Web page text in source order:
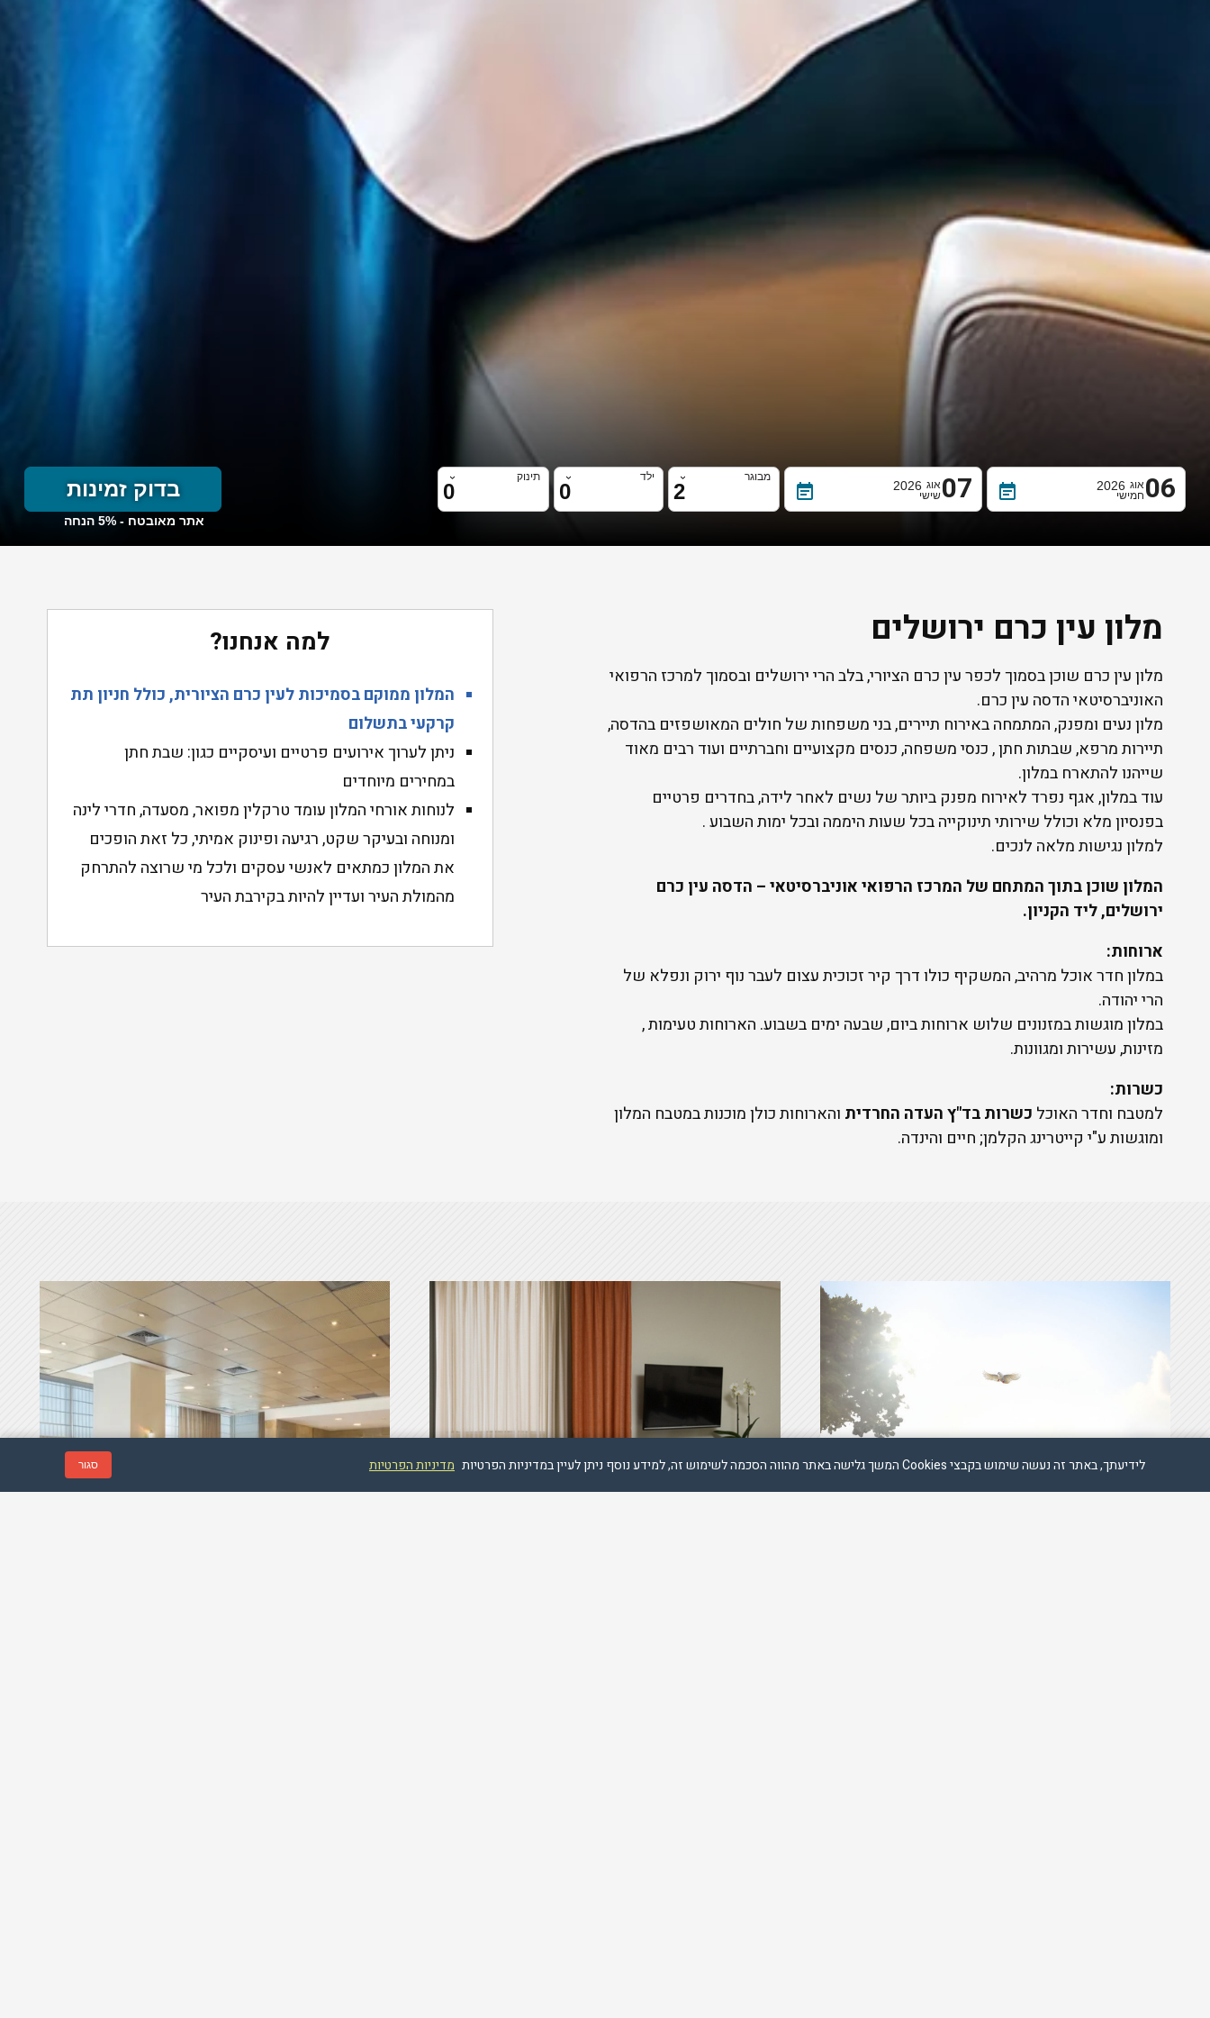
event_note 06 אוג 2026
חמישי event_note 07 אוג 2026
שישי
מבוגר ילד תינוק
מלון עין כרם ירושלים
מלון עין כרם שוכן בסמוך לכפר עין כרם הציורי, בלב הרי ירושלים ובסמוך למרכז הרפואי
האוניברסיטאי הדסה עין כרם.
מלון נעים ומפנק, המתמחה באירוח תיירים, בני משפחות של חולים המאושפזים בהדסה,
תיירות מרפא, שבתות חתן , כנסי משפחה, כנסים מקצועיים וחברתיים ועוד רבים מאוד
שייהנו להתארח במלון.
עוד במלון, אגף נפרד לאירוח מפנק ביותר של נשים לאחר לידה, בחדרים פרטיים
בפנסיון מלא וכולל שירותי תינוקייה בכל שעות היממה ובכל ימות השבוע .
למלון נגישות מלאה לנכים.
המלון שוכן בתוך המתחם של המרכז הרפואי אוניברסיטאי – הדסה עין כרם
ירושלים, ליד הקניון.
ארוחות:
במלון חדר אוכל מרהיב, המשקיף כולו דרך קיר זכוכית עצום לעבר נוף ירוק ונפלא של
הרי יהודה.
במלון מוגשות במזנונים שלוש ארוחות ביום, שבעה ימים בשבוע. הארוחות טעימות ,
מזינות, עשירות ומגוונות.
כשרות:
למטבח וחדר האוכל כשרות בד"ץ העדה החרדית והארוחות כולן מוכנות במטבח המלון
ומוגשות ע"י קייטרינג הקלמן; חיים והינדה.
למה אנחנו?
המלון ממוקם בסמיכות לעין כרם הציורית, כולל חניון תת
קרקעי בתשלום
ניתן לערוך אירועים פרטיים ועיסקיים כגון: שבת חתן
במחירים מיוחדים
לנוחות אורחי המלון עומד טרקלין מפואר, מסעדה, חדרי לינה
ומנוחה ובעיקר שקט, רגיעה ופינוק אמיתי, כל זאת הופכים
את המלון כמתאים לאנשי עסקים ולכל מי שרוצה להתרחק
מהמולת העיר ועדיין להיות בקירבת העיר
לידיעתך, באתר זה נעשה שימוש בקבצי Cookies המשך גלישה באתר מהווה הסכמה לשימוש זה, למידע נוסף ניתן לעיין במדיניות הפרטיות מדיניות הפרטיות סגור